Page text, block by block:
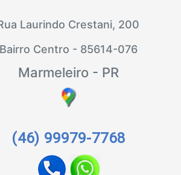
Laurindo Crestani, 200
Bairro Centro - 85614-076
Marmeleiro - PR
(46) 99979-7768